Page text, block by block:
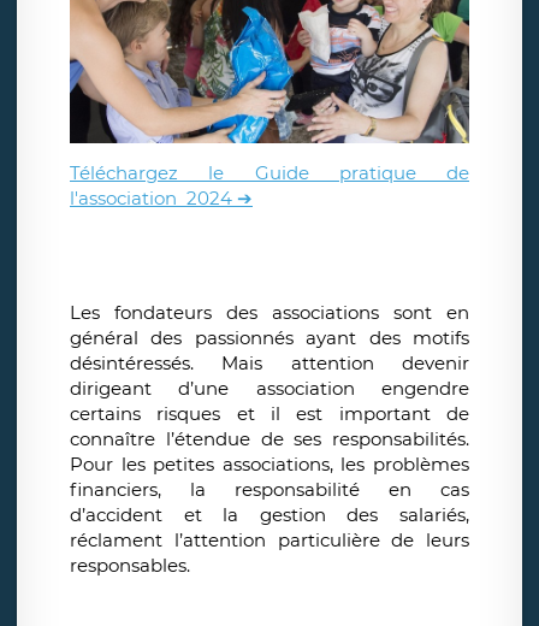
Téléchargez le Guide pratique de
l'association 2024 ➔
Les fondateurs des associations sont en
général des passionnés ayant des motifs
désintéressés. Mais attention devenir
dirigeant d’une association engendre
certains risques et il est important de
connaître l’étendue de ses responsabilités.
Pour les petites associations, les problèmes
financiers, la responsabilité en cas
d’accident et la gestion des salariés,
réclament l’attention particulière de leurs
responsables.